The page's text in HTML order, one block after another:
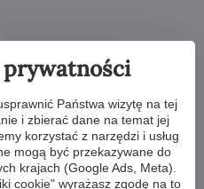
ale potrzebujesz coś w nim
powiększyć żyrandol,
skrócić lub wydłużyć
nieograniczone. Dla naszych
wykonujemy wszelkiego
Ciebie za mało, możemy
według Twojego
Państwa wizytę na tej
i zbierać dane na temat jej
korzystać z narzędzi i usług
mogą być przekazywane do
krajach (Google Ads, Meta).
cookie" wyrażasz zgodę na to